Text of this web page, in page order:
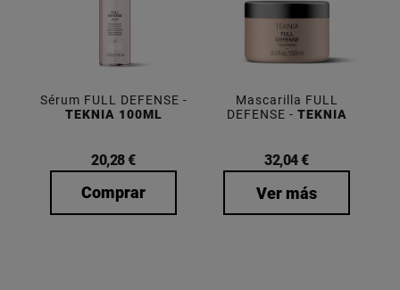
Sérum FULL DEFENSE -
TEKNIA 100ML
20,28 €
Comprar
Mascarilla FULL
DEFENSE - TEKNIA
32,04 €
Ver más